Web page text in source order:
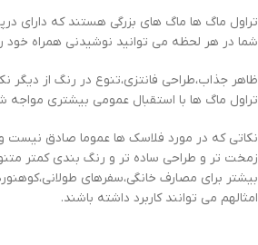
تراول ماگ ها ماگ های بزرگی هستند که دارای
شما در هر لحظه می توانید نوشیدنی همراه خود
ظاهر جذاب،طراحی فانتزی،تنوع در رنگ از
تراول ماگ ها با استقبال عمومی بیشتری مواجه
نکاتی که در مورد فلاسک ها عموما صادق نیست
زمخت تر و طراحی ساده تر و رنگ بندی کمتر
بیشتر برای مصارف خانگی،سفرهای
امثالهم می توانند کاربرد داشته باشند.